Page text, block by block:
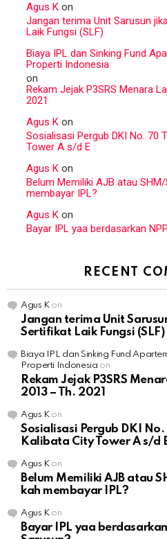
Agus K on
Jangan terima Unit Sarusun
Laik Fungsi (SLF)
Biaya IPL dan Sinking Fund
Properti Indonesia
on
Rekam Jejak P3SRS Menara
2021
Agus K on
Sosialisasi Pergub DKI No. 70
Tower A s/d E
Agus K on
Belum Memiliki AJB atau
membayar IPL?
Agus K on
Bayar IPL yaa berdasarkan
RECENT
Agus Kon
Jangan terima Unit
Sertifikat Laik Fungsi (SLF)
Biaya IPL dan Sinking Fund
Properti Indonesia on
Rekam Jejak P3SRS
2013 – Th. 2021
Agus Kon
Sosialisasi Pergub DKI
Kalibata City Tower A s/d
Agus Kon
Belum Memiliki AJB atau
kah membayar IPL?
Agus Kon
Bayar IPL yaa